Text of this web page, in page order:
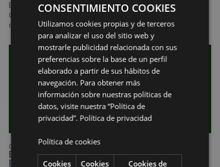
El Palacio de Exposiciones acogerá el Princesa de Girona
CongresFest, un gran evento que incluirá el anuncio del ganador
del Premio Princesa de Girona de Investigación.
08/04/2024
Bio Cantabria se da cita en el Palacio de
Exposiciones
CONSENTIMIENTO COOKIES
Utilizamos cookies propias y de terceros
para analizar el uso del sitio web y
mostrarle publicidad relacionada con sus
preferencias sobre la base de un perfil
elaborado a partir de sus hábitos de
navegación. Para obtener más
información sobre nuestras políticas de
datos, visite nuestra “Política de
privacidad”. Política de privacidad
Política de cookies
Cookies
Cookies
Cookies de